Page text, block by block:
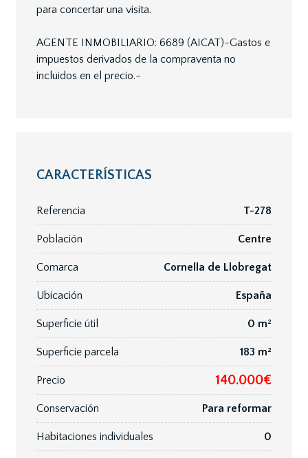
para concertar una visita.
AGENTE INMOBILIARIO: 6689 (AICAT)~Gastos e
impuestos derivados de la compraventa no
incluidos en el precio.~
CARACTERÍSTICAS
Referencia T-278
Población Centre
Comarca Cornella de Llobregat
Ubicación España
Superficie útil 0 m²
Superficie parcela 183 m²
Precio 140.000€
Conservación Para reformar
Habitaciones individuales 0